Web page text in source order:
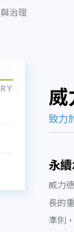
治理
威
致力
永
威力
長的
準則